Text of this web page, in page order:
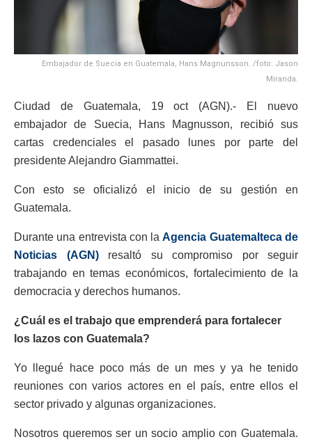
Embajador de Suecia en Guatemala, Hans Magnunsson. /foto: Jason
Miranda.
Ciudad de Guatemala, 19 oct (AGN).- El nuevo
embajador de Suecia, Hans Magnusson, recibió sus
cartas credenciales el pasado lunes por parte del
presidente Alejandro Giammattei.
Con esto se oficializó el inicio de su gestión en
Guatemala.
Durante una entrevista con laAgencia Guatemalteca de
Noticias (AGN)resaltó su compromiso por seguir
trabajando en temas económicos, fortalecimiento de la
democracia y derechos humanos.
¿Cuál es el trabajo que emprenderá para fortalecer
los lazos con Guatemala?
Yo llegué hace poco más de un mes y ya he tenido
reuniones con varios actores en el país, entre ellos el
sector privado y algunas organizaciones.
Nosotros queremos ser un socio amplio con Guatemala.